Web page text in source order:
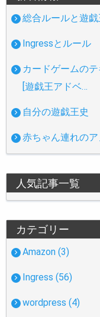
総合ルールと遊
Ingressとルール
カードゲームの
[遊戯王アドベ…
自分の遊戯王史
赤ちゃん連れの
人気記事一覧
カテゴリー
Amazon (3)
Ingress (56)
wordpress (4)